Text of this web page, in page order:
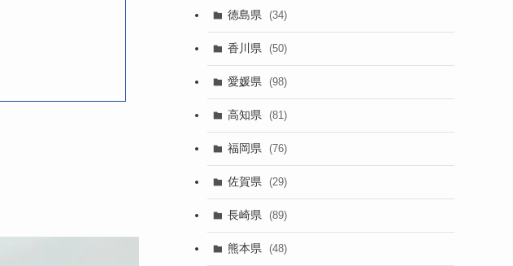
徳島県 (34)
香川県 (50)
愛媛県 (98)
高知県 (81)
福岡県 (76)
佐賀県 (29)
長崎県 (89)
熊本県 (48)